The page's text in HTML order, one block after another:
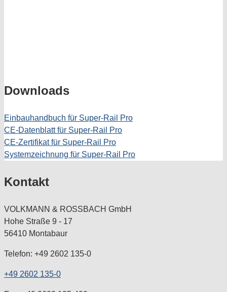
Downloads
Einbauhandbuch für Super-Rail Pro
CE-Datenblatt für Super-Rail Pro
CE-Zertifikat für Super-Rail Pro
Systemzeichnung für Super-Rail Pro
Kontakt
VOLKMANN & ROSSBACH GmbH
Hohe Straße 9 - 17
56410 Montabaur
Telefon: +49 2602 135-0
+49 2602 135-0